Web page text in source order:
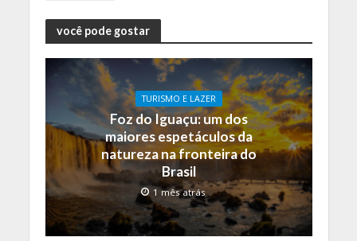
você pode gostar
TURISMO E LAZER
Foz do Iguaçu: um dos
maiores espetáculos da
natureza na fronteira do
Brasil
1 mês atrás